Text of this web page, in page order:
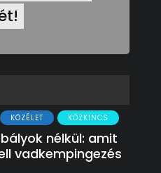
KÖZÉLET KÖZKINCS
nélkül: amit
vadkempingezés